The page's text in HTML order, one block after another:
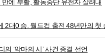
만에 부활, 활동중단 유전자 살려내
2대0 승. 월드컵 출전 48년만의 첫
‘악마의 시’ 사건 종결 선언